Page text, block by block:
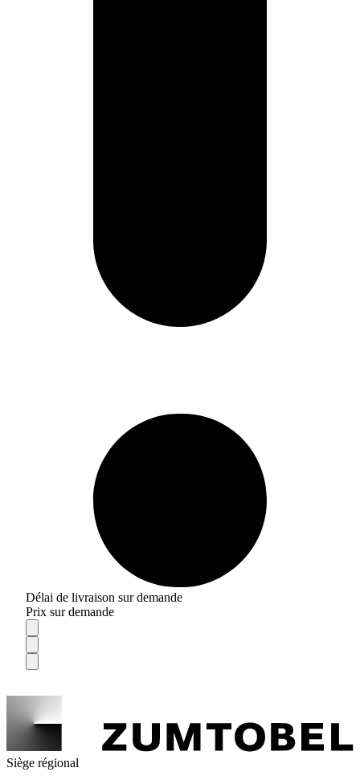
Délai de livraison sur demande
Prix sur demande
Siège régional